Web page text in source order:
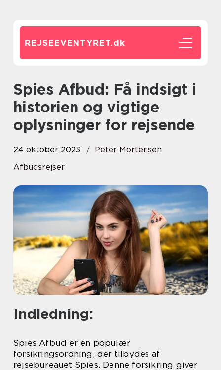
REJSEEVENTYRET.dk
Spies Afbud: Få indsigt i
historien og vigtige
oplysninger for rejsende
24 oktober 2023
Peter Mortensen
Afbudsrejser
Indledning:
Spies Afbud er en populær
forsikringsordning, der tilbydes af
rejsebureauet Spies. Denne forsikring giver